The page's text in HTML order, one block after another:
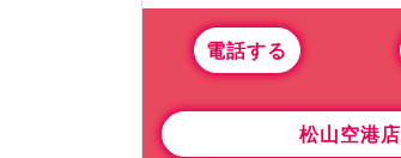
電話する
松山空港店